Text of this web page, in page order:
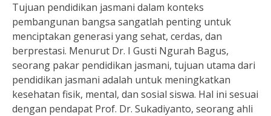
Tujuan pendidikan jasmani dalam konteks
pembangunan bangsa sangatlah penting untuk
menciptakan generasi yang sehat, cerdas, dan
berprestasi. Menurut Dr. I Gusti Ngurah Bagus,
seorang pakar pendidikan jasmani, tujuan utama dari
pendidikan jasmani adalah untuk meningkatkan
kesehatan fisik, mental, dan sosial siswa. Hal ini sesuai
dengan pendapat Prof. Dr. Sukadiyanto, seorang ahli